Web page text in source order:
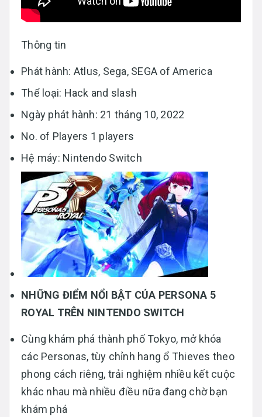
Thông tin
Phát hành: Atlus, Sega, SEGA of America
Thể loại: Hack and slash
Ngày phát hành: 21 tháng 10, 2022
No. of Players 1 players
Hệ máy: Nintendo Switch
NHỮNG ĐIỂM NỔI BẬT CÚA PERSONA 5
ROYAL TRÊN NINTENDO SWITCH
Cùng khám phá thành phố Tokyo, mở khóa
các Personas, tùy chỉnh hang ổ Thieves theo
phong cách riêng, trải nghiệm nhiều kết cuộc
khác nhau mà nhiều điều nữa đang chờ bạn
khám phá